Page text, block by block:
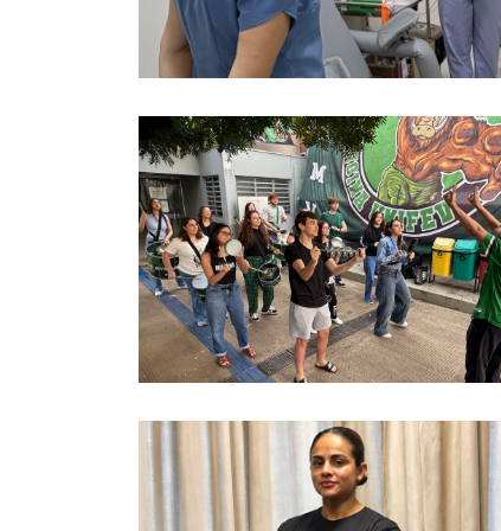
Formação de excelência:
conheça as nossas opções de
curso.